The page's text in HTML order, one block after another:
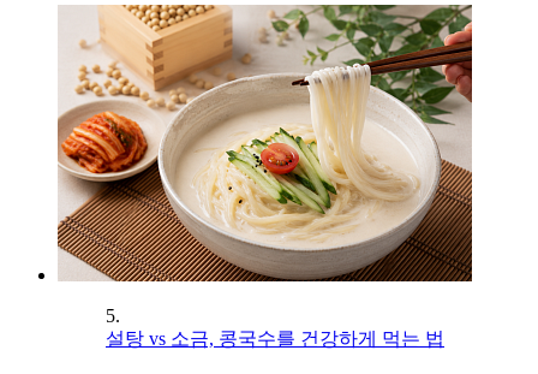
5.
설탕 vs 소금, 콩국수를 건강하게 먹는 법